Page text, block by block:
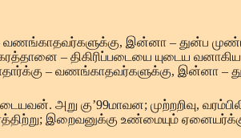
– வணங்காதவர்களுக்கு, இன்னா – துன்ப
– திகிரிப்படையை யுடைய
– வணங்காதவர்களுக்கு, இன்னா –
அறு கு’99மாவன; முற்றறிவு,
இறைவனுக்கு உண்மையும்